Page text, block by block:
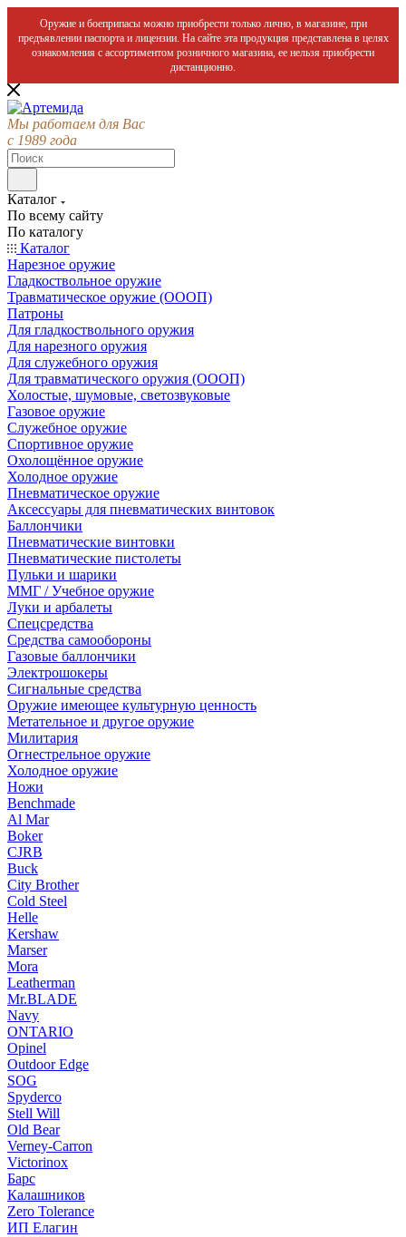
Оружие и боеприпасы можно приобрести только лично, в магазине, при
предъявлении паспорта и лицензии. На сайте эта продукция представлена в целях
ознакомления с ассортиментом розничного магазина, ее нельзя приобрести
дистанционно.
Мы работаем для Вас
с 1989 года
Каталог
По всему сайту
По каталогу
Каталог
Нарезное оружие
Гладкоствольное оружие
Травматическое оружие (ОООП)
Патроны
Для гладкоствольного оружия
Для нарезного оружия
Для служебного оружия
Для травматического оружия (ОООП)
Холостые, шумовые, светозвуковые
Газовое оружие
Служебное оружие
Спортивное оружие
Охолощённое оружие
Холодное оружие
Пневматическое оружие
Аксессуары для пневматических винтовок
Баллончики
Пневматические винтовки
Пневматические пистолеты
Пульки и шарики
ММГ / Учебное оружие
Луки и арбалеты
Спецсредства
Средства самообороны
Газовые баллончики
Электрошокеры
Сигнальные средства
Оружие имеющее культурную ценность
Метательное и другое оружие
Милитария
Огнестрельное оружие
Холодное оружие
Ножи
Benchmade
Al Mar
Boker
CJRB
Buck
City Brother
Cold Steel
Helle
Kershaw
Marser
Mora
Leatherman
Mr.BLADE
Navy
ONTARIO
Opinel
Outdoor Edge
SOG
Spyderco
Stell Will
Old Bear
Verney-Carron
Victorinox
Барс
Калашников
Zero Tolerance
ИП Елагин